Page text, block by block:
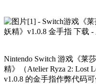
Nintendo Switch 游戏《莱
精》（Atelier Ryza 2: Lost
v1.0.8 的金手指作弊代码